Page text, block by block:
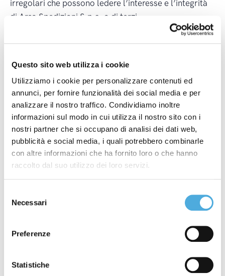
Questo sito web utilizza i cookie
Utilizziamo i cookie per personalizzare contenuti ed
annunci, per fornire funzionalità dei social media e per
analizzare il nostro traffico. Condividiamo inoltre
informazioni sul modo in cui utilizza il nostro sito con i
nostri partner che si occupano di analisi dei dati web,
pubblicità e social media, i quali potrebbero combinarle
con altre informazioni che ha fornito loro o che hanno
raccolto dal suo utilizzo dei loro servizi.
delNecessari
Preferenze
Statistiche
irregolari che possono ledere l’interesse e l’integrità
di Arco Spedizioni S.p.a. o di terzi.
del ricevimento della segnalazione e degli esiti degli
accertamenti svolti in merito a quanto comunicato.
Quali tutele Arco Spedizioni S.p.a. garantisce al
Segnalante?
Nel rispetto del dettato normativo Arco Spedizioni
S.p.a. garantisce la riservatezza dell’identità del
Segnalante a partire dalla ricezione della
segnalazione e vieta (e sanziona per quanto
diretta o indiretta di provvedimenti e comportamenti
ritorsivi o discriminatori adottati nei confronti del
Segnalante in conseguenza della segnalazione, inclusi
quelli omissivi, anche tentati o minacciati, nonché
parenti, colleghi, soggetti giuridici di cui i Segnalanti